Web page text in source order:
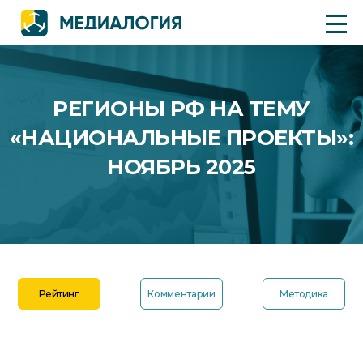
РЕГИОНЫ РФ НА ТЕМУ
«НАЦИОНАЛЬНЫЕ ПРОЕКТЫ»:
НОЯБРЬ 2025
Рейтинг Комментарии Методика